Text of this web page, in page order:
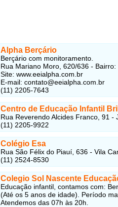
Alpha Berçário
Berçário com monitoramento.
Rua Mariano Moro, 620/636 -
Site: www.eeialpha.com.br
E-mail: contato@eeialpha.com.br
(11) 2205-7643
Centro de Educação Infantil
Rua Reverendo Alcides Franco, 91 -
(11) 2205-9922
Colégio Esa
Rua São Félix do Piauí, 636 - Vila
(11) 2524-8530
Colegio Sol Nascente
Educação infantil, contamos com:
(Até os 5 anos de idade). Período
Atendemos das 07h às 20h.